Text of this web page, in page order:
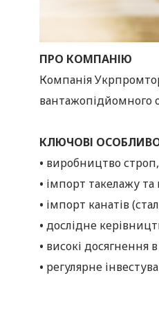
ПРО КОМПАНІЮ
Компанія
вантажопідйомного
КЛЮЧОВІ
• виробництво
• імпорт такелажу
• імпорт канатів
• дослідне
• високі досягнення
• регулярне